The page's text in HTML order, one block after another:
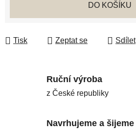
DO KOŠÍKU
Tisk Zeptat se Sdílet
Ruční výroba
z České republiky
Navrhujeme a šijeme